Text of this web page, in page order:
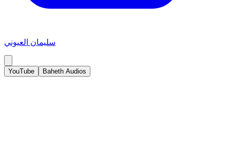
سليمان العيوني
YouTube Baheth Audios